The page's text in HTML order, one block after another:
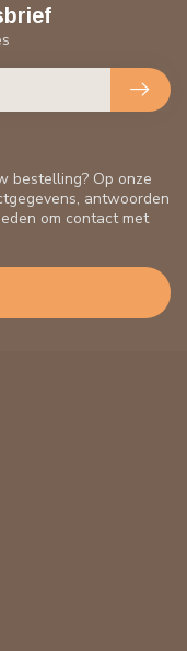
bestelling? Op onze
antwoorden
om contact met